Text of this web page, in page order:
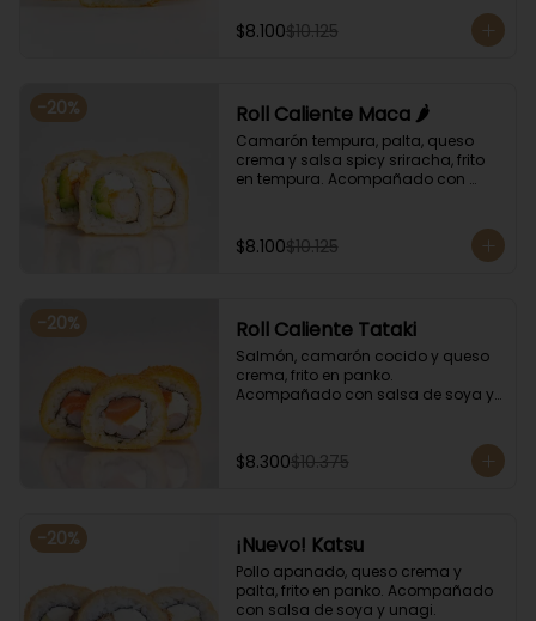
$8.100$10.125
-20% Roll Caliente Maca 🌶️
Camarón tempura, palta, queso
crema y salsa spicy sriracha, frito
en tempura. Acompañado con
$8.100$10.125
-20% Roll Caliente Tataki
Salmón, camarón cocido y queso
crema, frito en panko.
Acompañado con salsa de soya y
$8.300$10.375
-20% ¡Nuevo! Katsu
Pollo apanado, queso crema y
palta, frito en panko. Acompañado
con salsa de soya y unagi.